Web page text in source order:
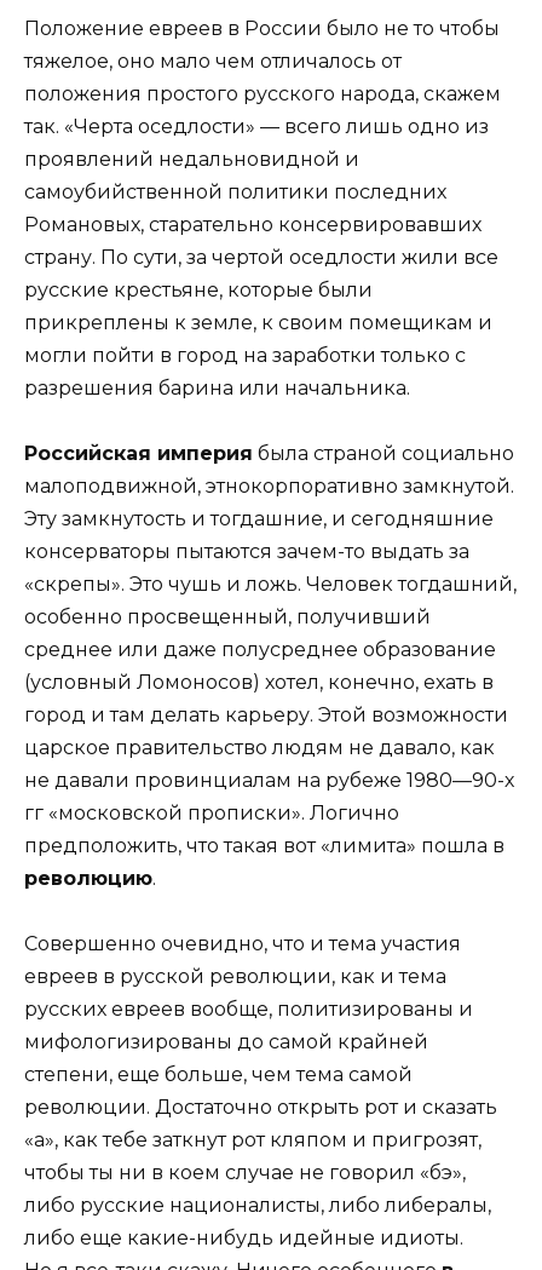
Положение евреев в России было не то чтобы
тяжелое, оно мало чем отличалось от
положения простого русского народа, скажем
так. «Черта оседлости» — всего лишь одно из
проявлений недальновидной и
самоубийственной политики последних
Романовых, старательно консервировавших
страну. По сути, за чертой оседлости жили все
русские крестьяне, которые были
прикреплены к земле, к своим помещикам и
могли пойти в город на заработки только с
разрешения барина или начальника.
Российская империя была страной социально
малоподвижной, этнокорпоративно замкнутой.
Эту замкнутость и тогдашние, и сегодняшние
консерваторы пытаются зачем-то выдать за
«скрепы». Это чушь и ложь. Человек тогдашний,
особенно просвещенный, получивший
среднее или даже полусреднее образование
(условный Ломоносов) хотел, конечно, ехать в
город и там делать карьеру. Этой возможности
царское правительство людям не давало, как
не давали провинциалам на рубеже 1980—90-х
гг «московской прописки». Логично
предположить, что такая вот «лимита» пошла в
революцию.
Совершенно очевидно, что и тема участия
евреев в русской революции, как и тема
русских евреев вообще, политизированы и
мифологизированы до самой крайней
степени, еще больше, чем тема самой
революции. Достаточно открыть рот и сказать
«а», как тебе заткнут рот кляпом и пригрозят,
чтобы ты ни в коем случае не говорил «бэ»,
либо русские националисты, либо либералы,
либо еще какие-нибудь идейные идиоты.